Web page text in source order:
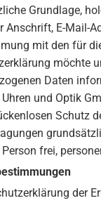
Grundlage,
Anschrift, E-Mail-
mit den für
möchte
Daten
Uhren und Optik
Schutz
frei,
der